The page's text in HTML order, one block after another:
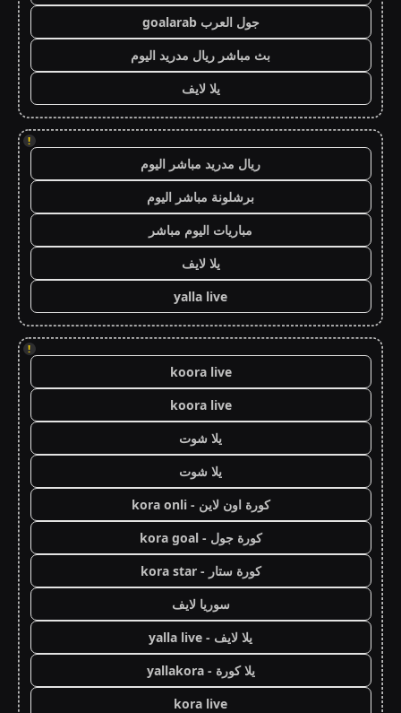
جول العرب goalarab
بث مباشر ريال مدريد اليوم
يلا لايف
!
ريال مدريد مباشر اليوم
برشلونة مباشر اليوم
مباريات اليوم مباشر
يلا لايف
yalla live
!
koora live
koora live
يلا شوت
يلا شوت
كورة اون لاين - kora onli
كورة جول - kora goal
كورة ستار - kora star
سوريا لايف
يلا لايف - yalla live
يلا كورة - yallakora
kora live